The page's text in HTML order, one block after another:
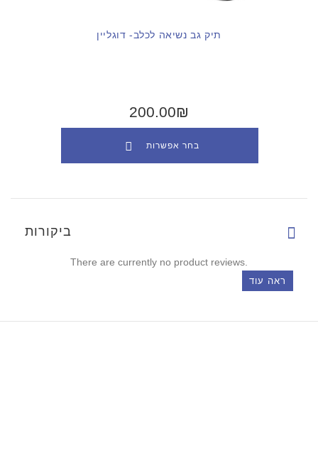
תיק גב נשיאה לכלב- דוגליין
200.00₪
בחר אפשרות
ביקורות
There are currently no product reviews.
ראה עוד